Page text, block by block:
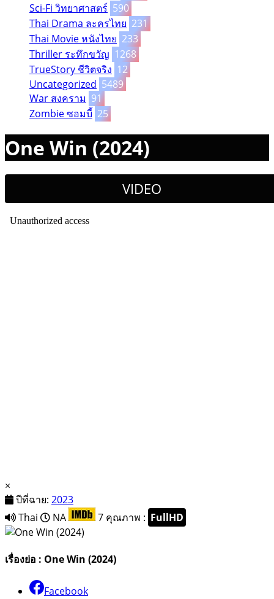
Sci-Fi วิทยาศาสตร์ 590
Thai Drama ละครไทย 231
Thai Movie หนังไทย 233
Thriller ระทึกขวัญ 1268
TrueStory ชีวิตจริง 12
Uncategorized 5489
War สงคราม 91
Zombie ซอมบี้ 25
One Win (2024)
VIDEO
×
ปีที่ฉาย: 2023
Thai
NA 7 คุณภาพ : FullHD
เรื่องย่อ : One Win (2024)
Facebook